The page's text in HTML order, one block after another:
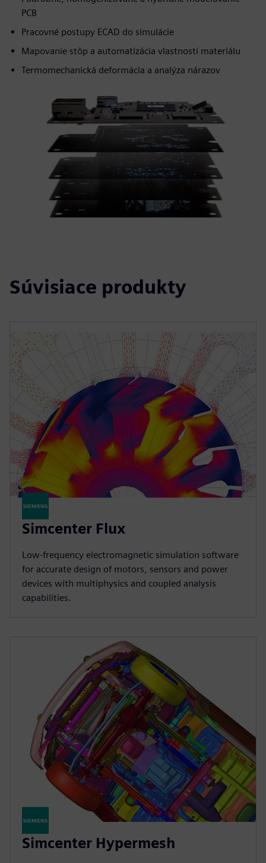
PCB
Pracovné postupy ECAD do simulácie
Mapovanie stôp a automatizácia vlastností materiálu
Termomechanická deformácia a analýza nárazov
Súvisiace produkty
Simcenter Flux
Low-frequency electromagnetic simulation software
for accurate design of motors, sensors and power
devices with multiphysics and coupled analysis
capabilities.
Simcenter Hypermesh